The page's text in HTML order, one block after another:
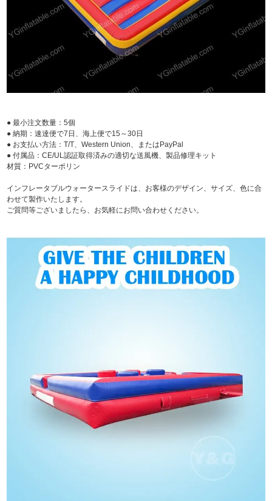
● 最小注文数量：5個
● 納期：速達便で7日、海上便で15～30日
● お支払い方法：T/T、Western Union、またはPayPal
● 付属品：CE/UL認証取得済みの適切な送風機、製品修理キット
材質：PVCターポリン
インフレータブルウォータースライドは、お客様のデザイン、サイズ、色に合
わせて製作いたします。
ご質問等ございましたら、お気軽にお問い合わせください。